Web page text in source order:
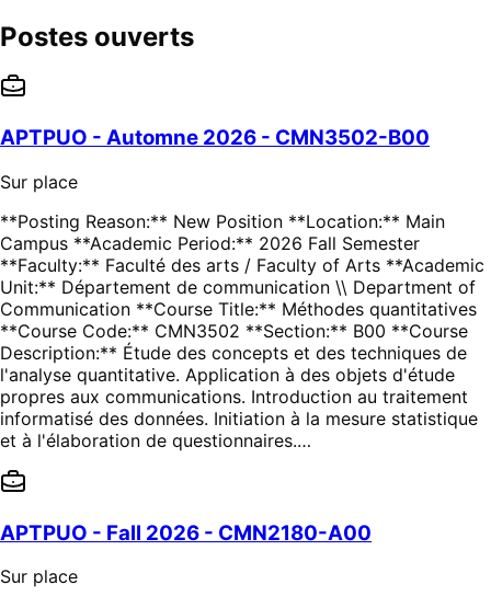
Postes ouverts
APTPUO - Automne 2026 - CMN3502-B00
Sur place
**Posting Reason:** New Position **Location:** Main
Campus **Academic Period:** 2026 Fall Semester
**Faculty:** Faculté des arts / Faculty of Arts **Academic
Unit:** Département de communication \\ Department of
Communication **Course Title:** Méthodes quantitatives
**Course Code:** CMN3502 **Section:** B00 **Course
Description:** Étude des concepts et des techniques de
l'analyse quantitative. Application à des objets d'étude
propres aux communications. Introduction au traitement
informatisé des données. Initiation à la mesure statistique
et à l'élaboration de questionnaires.…
APTPUO - Fall 2026 - CMN2180-A00
Sur place